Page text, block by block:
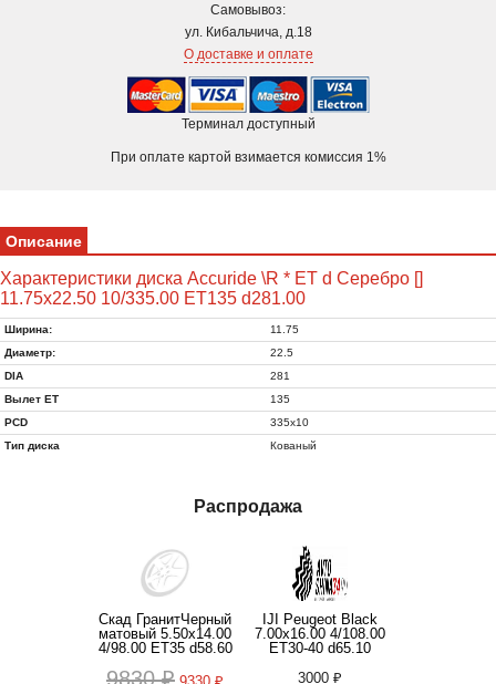
Самовывоз:
ул. Кибальчича, д.18
О доставке и оплате
Терминал доступный
При оплате картой взимается комиссия 1%
Описание
Характеристики диска Accuride \R * ET d Серебро []
11.75x22.50 10/335.00 ET135 d281.00
Ширина:
11.75
Диаметр:
22.5
DIA
281
Вылет ET
135
PCD
335x10
Тип диска
Кованый
Распродажа
Скад ГранитЧерный
матовый 5.50x14.00
4/98.00 ET35 d58.60
9830 ₽
IJI Peugeot Black
7.00x16.00 4/108.00
ET30-40 d65.10
3000 ₽